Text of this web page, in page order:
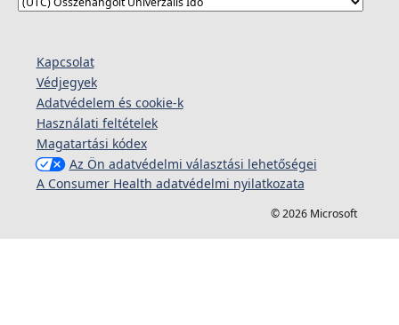
Kapcsolat
Védjegyek
Adatvédelem és cookie-k
Használati feltételek
Magatartási kódex
Az Ön adatvédelmi választási lehetőségei
A Consumer Health adatvédelmi nyilatkozata
© 2026 Microsoft